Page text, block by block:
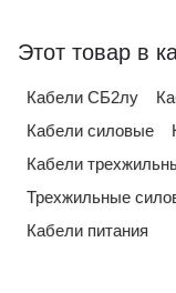
Этот товар в
Кабели СБ2лу
Кабели силовые
Кабели
Трехжильные
Кабели питания